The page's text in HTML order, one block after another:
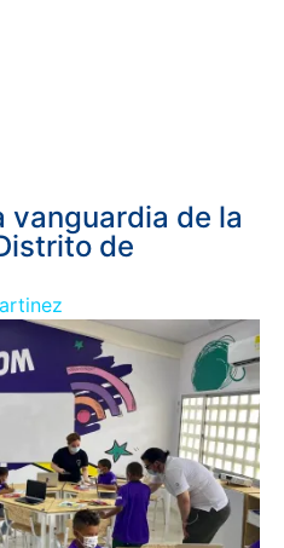
vanguardia de la
de